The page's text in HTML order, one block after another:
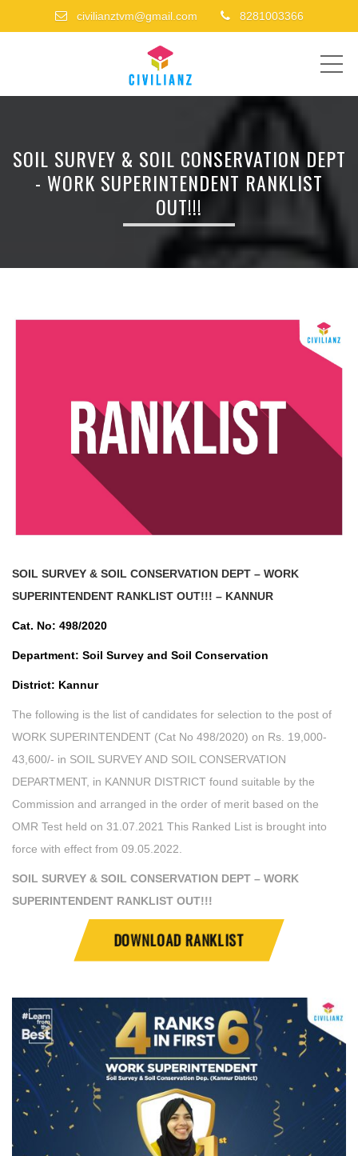
civilianztvm@gmail.com 8281003366
SOIL SURVEY & SOIL CONSERVATION DEPT
- WORK SUPERINTENDENT RANKLIST
OUT!!!
SOIL SURVEY & SOIL CONSERVATION DEPT – WORK
SUPERINTENDENT RANKLIST OUT!!! – KANNUR
Cat. No: 498/2020
Department: Soil Survey and Soil Conservation
District: Kannur
The following is the list of candidates for selection to the post of
WORK SUPERINTENDENT (Cat No 498/2020) on Rs. 19,000-
43,600/- in SOIL SURVEY AND SOIL CONSERVATION
DEPARTMENT, in KANNUR DISTRICT found suitable by the
Commission and arranged in the order of merit based on the
OMR Test held on 31.07.2021 This Ranked List is brought into
force with effect from 09.05.2022.
SOIL SURVEY & SOIL CONSERVATION DEPT – WORK
SUPERINTENDENT RANKLIST OUT!!!
DOWNLOAD RANKLIST